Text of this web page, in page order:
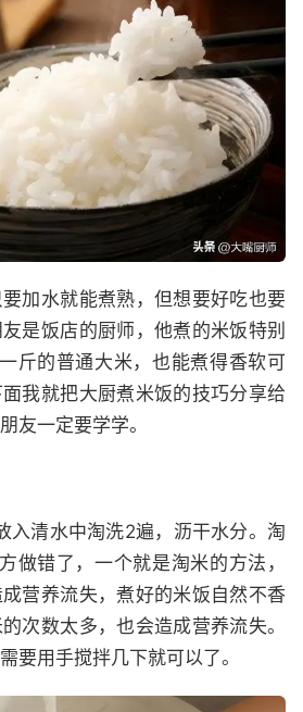
加水就能煮熟，但想要好吃也要
是饭店的厨师，他煮的米饭特别
斤的普通大米，也能煮得香软可
我就把大厨煮米饭的技巧分享给
友一定要学学。
入清水中淘洗2遍，沥干水分。淘
做错了，一个就是淘米的方法，
营养流失，煮好的米饭自然不香
次数太多，也会造成营养流失。
要用手搅拌几下就可以了。